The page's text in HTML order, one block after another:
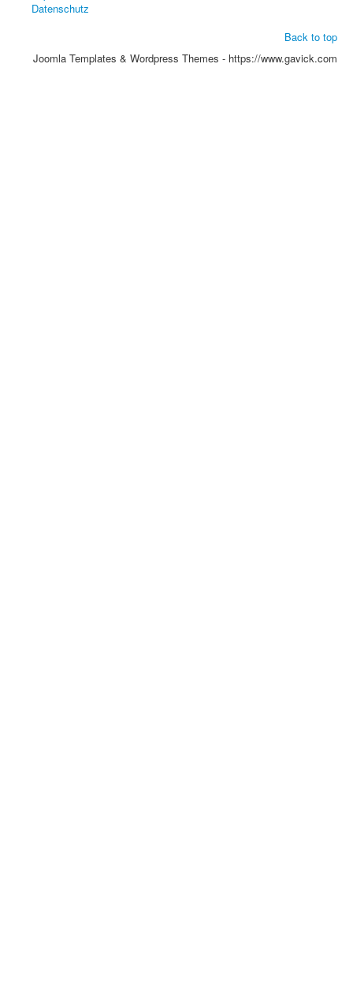
Datenschutz
Back to top
Joomla Templates & Wordpress Themes - https://www.gavick.com